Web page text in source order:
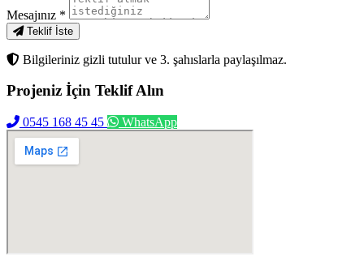
Mesajınız *
Teklif İste
Bilgileriniz gizli tutulur ve 3. şahıslarla paylaşılmaz.
Projeniz İçin Teklif Alın
0545 168 45 45 WhatsApp